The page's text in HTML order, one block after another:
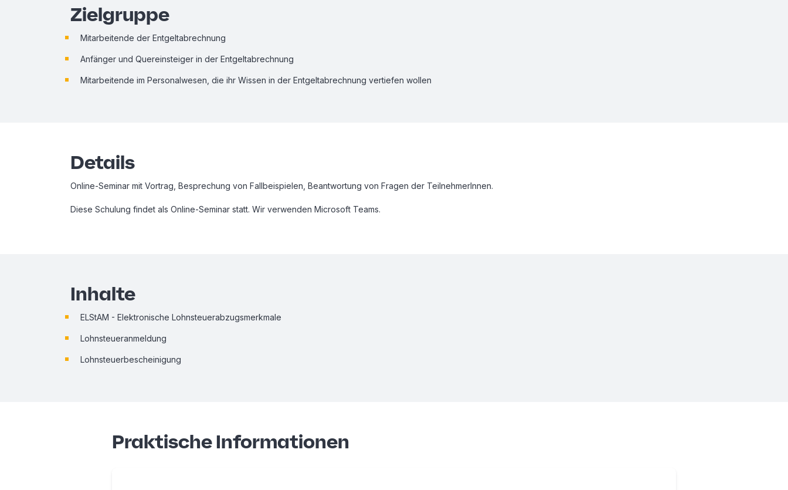
Zielgruppe
Mitarbeitende der Entgeltabrechnung
Anfänger und Quereinsteiger in der Entgeltabrechnung
Mitarbeitende im Personalwesen, die ihr Wissen in der Entgeltabrechnung vertiefen wollen
Details
Online-Seminar mit Vortrag, Besprechung von Fallbeispielen, Beantwortung von Fragen der TeilnehmerInnen.
Diese Schulung findet als Online-Seminar statt. Wir verwenden Microsoft Teams.
Inhalte
ELStAM - Elektronische Lohnsteuerabzugsmerkmale
Lohnsteueranmeldung
Lohnsteuerbescheinigung
Praktische Informationen